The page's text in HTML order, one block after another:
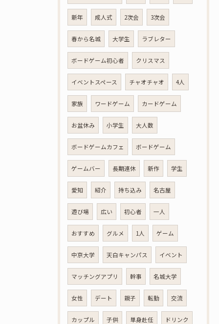
新年 成人式 2次会 3次会
春から名城 大学生 ラブレター
ボードゲーム初心者 クリスマス
イベントスペース チャオチャオ 4人
家族 ワードゲーム カードゲーム
お盆休み 小学生 大人数
ボードゲームカフェ ボードゲーム
ゲームバー 長期連休 新作 学生
愛知 紹介 持ち込み 名古屋
遊び場 広い 初心者 一人
おすすめ グルメ 1人 ゲーム
中京大学 天白キャンパス イベント
マッチングアプリ 幹事 名城大学
女性 デート 親子 転勤 交流
カップル 子供 単身赴任 ドリンク